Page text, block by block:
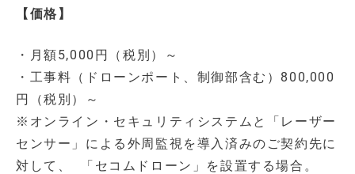
【価格】
・月額5,000円（税別）～
・工事料（ドローンポート、制御部含む）800,000
円（税別）～
※オンライン・セキュリティシステムと「レーザー
センサー」による外周監視を導入済みのご契約先に
対して、 「セコムドローン」を設置する場合。